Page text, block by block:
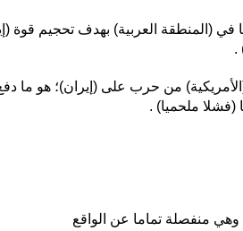
في (المنطقة العربية) بهدف تحجيم قوة
.
من حرب على (إيران)؛ هو ما دفع
(فشلا ملحميا) .
منفصلة تماما عن الواقع